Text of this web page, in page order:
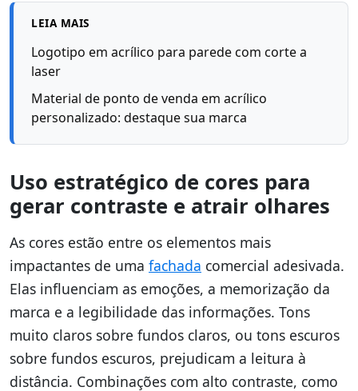
LEIA MAIS
Logotipo em acrílico para parede com corte a
laser
Material de ponto de venda em acrílico
personalizado: destaque sua marca
Uso estratégico de cores para
gerar contraste e atrair olhares
As cores estão entre os elementos mais
impactantes de uma fachada comercial adesivada.
Elas influenciam as emoções, a memorização da
marca e a legibilidade das informações. Tons
muito claros sobre fundos claros, ou tons escuros
sobre fundos escuros, prejudicam a leitura à
distância. Combinações com alto contraste, como